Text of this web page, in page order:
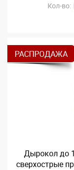
Кол-во:
РАСПРОДАЖА
Дырокол до
сверхострые